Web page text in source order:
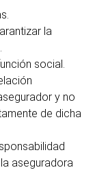
la
social.
y no
de dicha
aseguradora